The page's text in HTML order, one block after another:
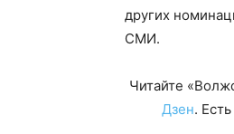
других
СМИ.
Читайте
Дзен.